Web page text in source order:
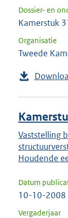
Dossier- en
Kamerstuk
Organisatie
Tweede
Vaststelling
Houdende
Datum
10-10-2008
Vergaderjaar